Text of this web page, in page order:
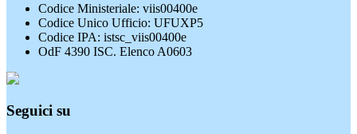
Codice Ministeriale: viis00400e
Codice Unico Ufficio: UFUXP5
Codice IPA: istsc_viis00400e
OdF 4390 ISC. Elenco A0603
Seguici su